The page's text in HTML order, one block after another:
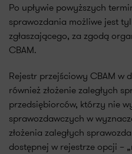
Po upływie powyższych
sprawozdania możliwe jest
zgłaszającego, za zgodą
CBAM.
Rejestr przejściowy CBAM w
również złożenie zaległych
przedsiębiorców, którzy nie
sprawozdawczych w
złożenia zaległych
dostępnej w rejestrze opcji –